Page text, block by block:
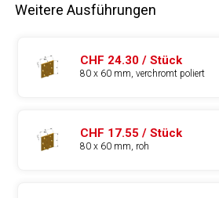
Weitere Ausführungen
CHF 24.30 / Stück
80 x 60 mm, verchromt poliert
CHF 17.55 / Stück
80 x 60 mm, roh